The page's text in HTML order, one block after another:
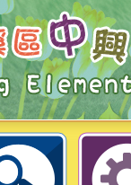
協會將
令營」活